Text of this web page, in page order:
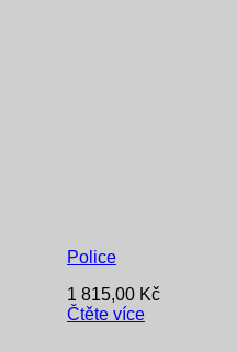
Police
1 815,00 Kč
Čtěte více